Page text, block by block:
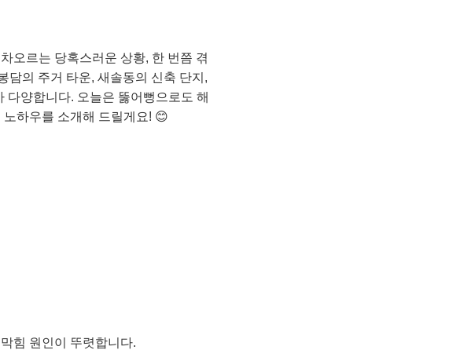
오르는 당혹스러운 상황, 한 번쯤 겪
담의 주거 타운, 새솔동의 신축 단지,
다양합니다. 오늘은 뚫어뻥으로도 해
하우를 소개해 드릴게요! 😊
힘 원인이 뚜렷합니다.